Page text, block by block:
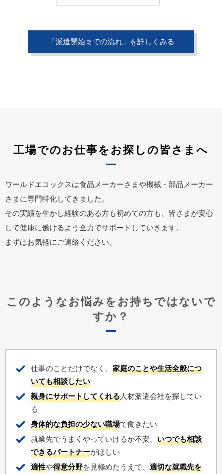
「派遣開始までの流れ」を詳しくみる
工場でのお仕事をお探しの皆さまへ
ワールドエコックスは食品メーカーさまや機械・部品メーカー
さまに専門特化してきました。
その実績を生かし経験のある方も初めての方も、皆さまが安心
して健康に働けるよう全力でサポートしていきます。
まずはお気軽にご連絡ください。
このようなお悩みをお持ちではないで
すか？
仕事のことだけでなく、 家庭のことや生活全般につ
いても相談したい
親身にサポートしてくれる人材派遣会社を探してい
る
身体的な負担の少ない職場で働きたい
就業先でうまくやっていけるか不安。 いつでも相談
できるパートナーがほしい
適性や得意分野を見極めたうえで、 適切な就職先を